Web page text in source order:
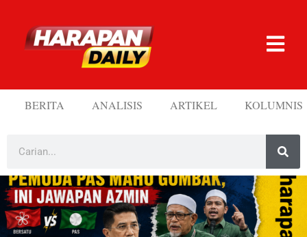
BERITA ANALISIS ARTIKEL KOLUMNIS